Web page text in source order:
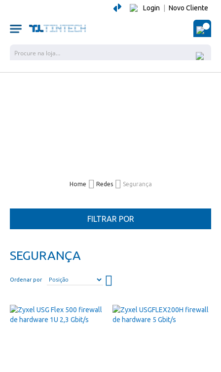
Login Novo Cliente
O
Home Redes Segurança
SEGURANÇA
Ordenar por
FILTRAR POR